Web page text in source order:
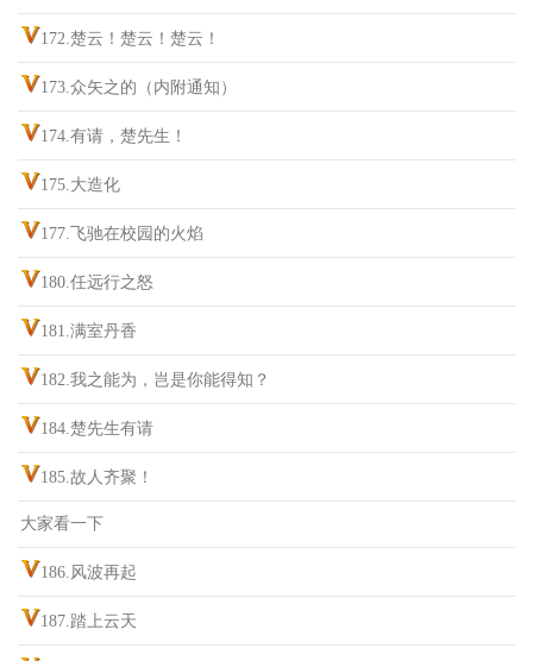
172.楚云！楚云！楚云！
173.众矢之的（内附通知）
174.有请，楚先生！
175.大造化
177.飞驰在校园的火焰
180.任远行之怒
181.满室丹香
182.我之能为，岂是你能得知？
184.楚先生有请
185.故人齐聚！
大家看一下
186.风波再起
187.踏上云天